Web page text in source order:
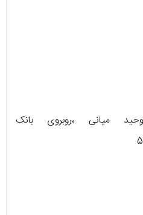
میانی ،روبروی بانک